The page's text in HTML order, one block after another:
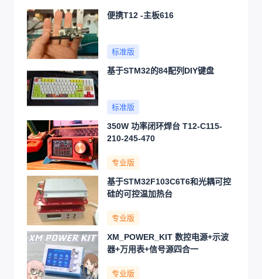
便携T12 -主板616
标准版
基于STM32的84配列DIY键盘
标准版
350W 功率闭环焊台 T12-C115-
210-245-470
专业版
基于STM32F103C6T6和光耦可控
硅的可控温加热台
专业版
XM_POWER_KIT 数控电源+示波
器+万用表+信号源四合一
专业版